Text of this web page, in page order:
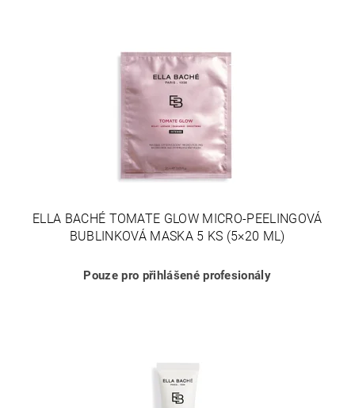
ELLA BACHÉ TOMATE GLOW MICRO-PEELINGOVÁ
BUBLINKOVÁ MASKA 5 KS (5×20 ML)
Pouze pro přihlášené profesionály